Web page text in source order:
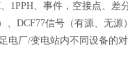
1PPH、事件，空接点、差
DCF77信号（有源、无源
电厂/变电站内不同设备的对